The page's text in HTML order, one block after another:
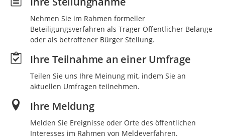
Nehmen Sie im Rahmen formeller
Beteiligungsverfahren als Träger Öffentlicher Belange
oder als betroffener Bürger Stellung.
Ihre Teilnahme an einer Umfrage
Teilen Sie uns Ihre Meinung mit, indem Sie an
aktuellen Umfragen teilnehmen.
Ihre Meldung
Melden Sie Ereignisse oder Orte des öffentlichen
Interesses im Rahmen von Meldeverfahren.